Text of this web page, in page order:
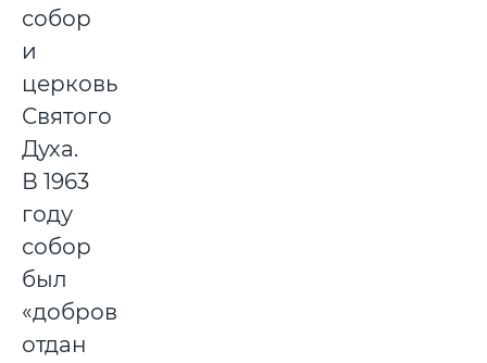
собор
и
церковь
Святого
Духа.
В 1963
году
собор
был
«добровольно»
отдан